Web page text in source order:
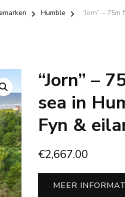
Humble “Jorn” –
“Jorn” –
sea in
Fyn &
€2,667.00
MEER